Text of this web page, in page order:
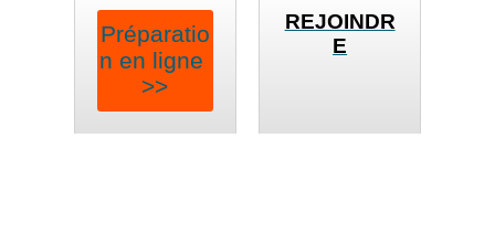
Préparatio
n en ligne
>>
REJOINDR
E